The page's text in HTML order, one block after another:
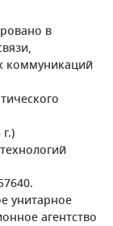
в
коммуникаций
унитарное
агентство